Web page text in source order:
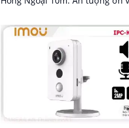
hợp cho việc giám sát shop với
năng xoay 360 độ